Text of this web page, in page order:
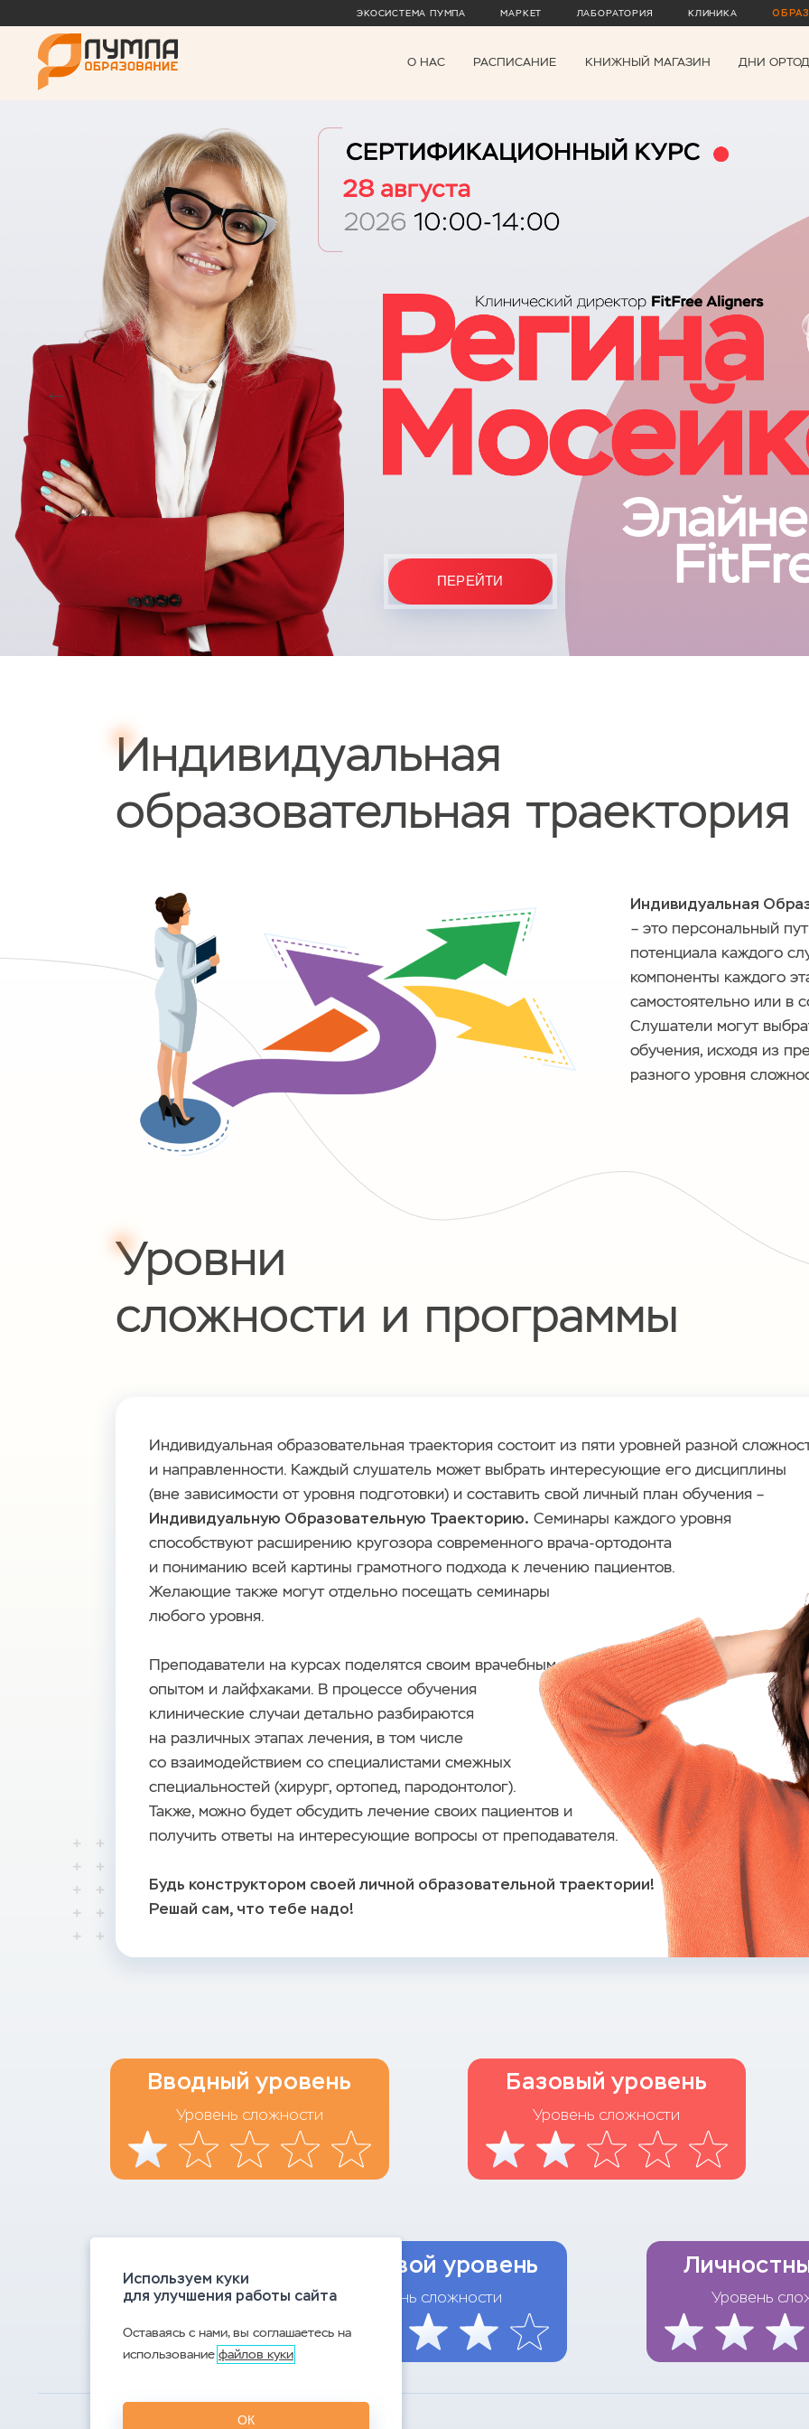
ЭКОСИСТЕМА ПУМПА МАРКЕТ ЛАБОРАТОРИЯ КЛИНИКА
О НАС РАСПИСАНИЕ КНИЖНЫЙ МАГАЗИН ДНИ
ПЕРЕЙТИ
Индивидуальная
образовательная траектория
Индивидуальная
– это персональный
потенциала каждого
компоненты каждого
самостоятельно или в
Слушатели могут
обучения, исходя из
разного уровня
Уровни
сложности и программы
Индивидуальная образовательная траектория состоит из пяти уровней разной
и направленности. Каждый слушатель может выбрать интересующие его дисциплины
(вне зависимости от уровня подготовки) и составить свой личный план обучения –
Индивидуальную Образовательную Траекторию. Семинары каждого уровня
способствуют расширению кругозора современного врача-ортодонта
и пониманию всей картины грамотного подхода к лечению пациентов.
Желающие также могут отдельно посещать семинары
любого уровня.
Преподаватели на курсах поделятся своим врачебным
опытом и лайфхаками. В процессе обучения
клинические случаи детально разбираются
на различных этапах лечения, в том числе
со взаимодействием со специалистами смежных
специальностей (хирург, ортопед, пародонтолог).
Также, можно будет обсудить лечение своих пациентов и
получить ответы на интересующие вопросы от преподавателя.
Будь конструктором своей личной образовательной траектории!
Решай сам, что тебе надо!
Вводный уровень
Уровень сложности
Базовый уровень
Уровень сложности
Цифровой уровень
Уровень сложности Уровень
Используем куки
для улучшения работы сайта
Оставаясь с нами, вы соглашаетесь на
использование файлов куки
ОК